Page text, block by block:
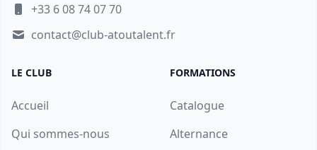
+33 6 08 74 07 70
contact@club-atoutalent.fr
LE CLUB
Accueil
Qui sommes-nous
FORMATIONS
Catalogue
Alternance